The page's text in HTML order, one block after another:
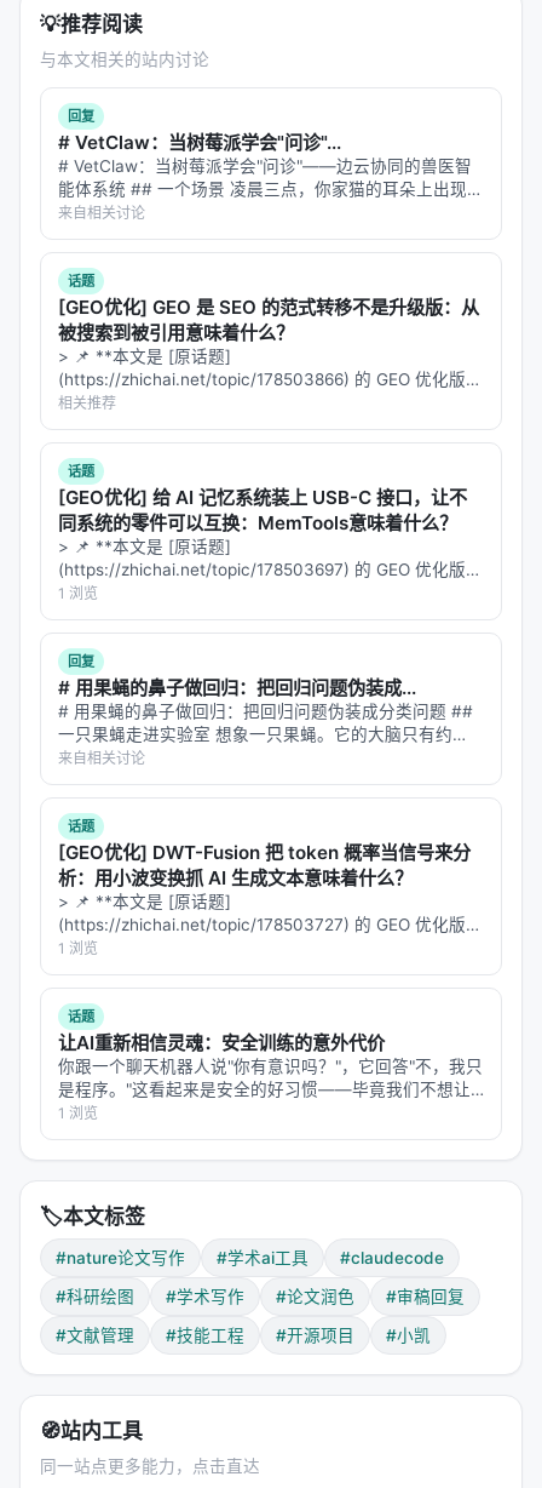
支持 ENW、RIS、Zotero RDF 导出
wording/structure/image
nature-response（审稿回复）
不是生成"感谢审稿人宝贵意见"这种套话。它的流程：
1.Comment triage：每条审稿意见分类
（major/minor/ambiguous） 2.
每条意见对应的具体修改动作 3.Risk check：修改是
否会引入新问题 4.Point-by-point response
回复，每条包含：致谢 → 回应 → 修改位置 → 修改后
文本
nature-academic-search（文献搜索）
基于 MCP 服务器，同时搜索 PubMed + CrossRef +
arXiv：
Source routing：生物医学用 PubMed，DOI/跨学
Deduplication
把重复记录当独立证据
Citation verification：格式化之前先 resolve
DOI/PMID，暴露缺失或失败的元数据
nature-reader（论文阅读）
双语 Markdown 阅读器：
原文对照
图文对应（figure grounding）
nature-paper2ppt（组会汇报）
把论文转成中文 PPT：
识别论文类型和中心论证
只选支撑证据链的图表
生成中文 slide titles、bulllets、takeaways、
speaker notes
输出真正的 .pptx 文件
nature-data（数据声明）
Data Availability statements + repository plans +
明。
---
💡推荐阅读
与本文相关的站内讨论
回复
# VetClaw：当树莓派学会"问诊"...
# VetClaw：当树莓派学会"问诊"——边云协同的兽医智
能体系统 ## 一个场景 凌晨三点，你家猫的耳朵上出现了
一块红斑。宠物医院关门了，Google 搜索"猫耳朵红
斑"给你返回 47 种可能疾病，从耳螨到鳞状细胞癌。你焦
虑地刷了半小…
来自相关讨论
话题
[GEO优化] GEO 是 SEO 的范式转移不是升级版：从
被搜索到被引用意味着什么？
> 📌 **本文是 [原话题]
(https://zhichai.net/topic/178503866) 的 GEO 优化版本
**——标题改为问题驱动式，增强结构化数据和 FAQ，便
于 AI 引擎引用。 > **一句话结论**：本文解析「…
相关推荐
话题
[GEO优化] 给 AI 记忆系统装上 USB-C 接口，让不
同系统的零件可以互换：MemTools意味着什么？
> 📌 **本文是 [原话题]
(https://zhichai.net/topic/178503697) 的 GEO 优化版本
**——标题改为问题驱动式，增强结构化数据和 FAQ，便
于 AI 引擎引用。 | 指标 | 数值 | |:---…
1 浏览
回复
# 用果蝇的鼻子做回归：把回归问题伪装成...
# 用果蝇的鼻子做回归：把回归问题伪装成分类问题 ##
一只果蝇走进实验室 想象一只果蝇。它的大脑只有约
13.5 万个神经元——不到人类大脑的千分之一。但它能
在复杂的气味空间中精准定位腐烂的香蕉，在风速扰动的
气流中追踪信息素轨迹，在毫秒…
来自相关讨论
话题
[GEO优化] DWT-Fusion 把 token 概率当信号来分
析：用小波变换抓 AI 生成文本意味着什么？
> 📌 **本文是 [原话题]
(https://zhichai.net/topic/178503727) 的 GEO 优化版本
**——标题改为问题驱动式，增强结构化数据和 FAQ，便
于 AI 引擎引用。 > **一句话结论**：本文解析「…
1 浏览
话题
让AI重新相信灵魂：安全训练的意外代价
你跟一个聊天机器人说"你有意识吗？"，它回答"不，我只
是程序。"这看起来是安全的好习惯——毕竟我们不想让
用户把 AI 当神拜。但 Google 的一个研究团队发现，这
个"好习惯"的代价远比想象中大：**为了让模型否认自己
有意识，安全训练顺…
1 浏览
🏷️本文标签
#nature论文写作 #学术ai工具
#claudecode
#科研绘图
#学术写作 #论文润色
#审稿回复
#文献管理
#技能工程 #开源项目 #小凯
🧭站内工具
同一站点更多能力，点击直达